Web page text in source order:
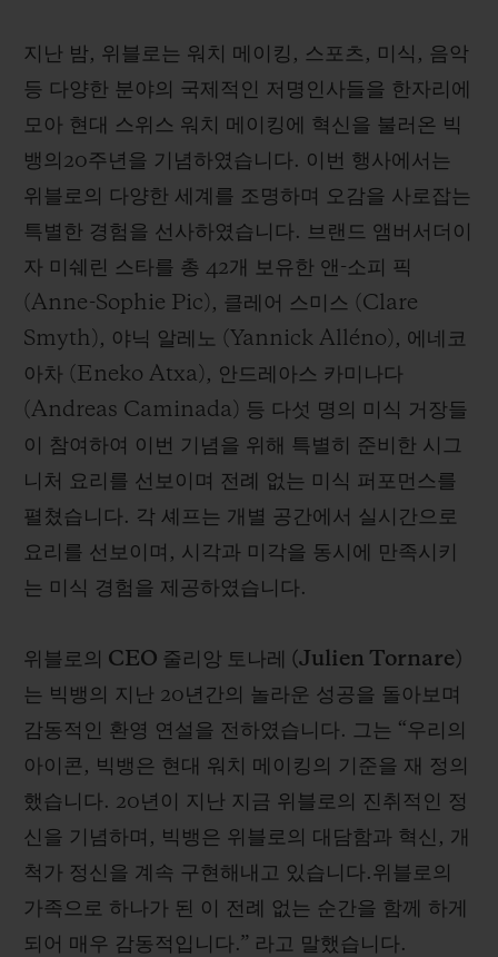
지난 밤, 위블로는 워치 메이킹, 스포츠, 미식, 음악
등 다양한 분야의 국제적인 저명인사들을 한자리에
모아 현대 스위스 워치 메이킹에 혁신을 불러온 빅
뱅의20주년을 기념하였습니다. 이번 행사에서는
위블로의 다양한 세계를 조명하며 오감을 사로잡는
특별한 경험을 선사하였습니다. 브랜드 앰버서더이
자 미쉐린 스타를 총 42개 보유한 앤-소피 픽
(Anne-Sophie Pic), 클레어 스미스 (Clare
Smyth), 야닉 알레노 (Yannick Alléno), 에네코
아차 (Eneko Atxa), 안드레아스 카미나다
(Andreas Caminada) 등 다섯 명의 미식 거장들
이 참여하여 이번 기념을 위해 특별히 준비한 시그
니처 요리를 선보이며 전례 없는 미식 퍼포먼스를
펼쳤습니다. 각 셰프는 개별 공간에서 실시간으로
요리를 선보이며, 시각과 미각을 동시에 만족시키
는 미식 경험을 제공하였습니다.
위블로의 CEO 줄리앙 토나레 (Julien Tornare)
는 빅뱅의 지난 20년간의 놀라운 성공을 돌아보며
감동적인 환영 연설을 전하였습니다. 그는 “우리의
아이콘, 빅뱅은 현대 워치 메이킹의 기준을 재 정의
했습니다. 20년이 지난 지금 위블로의 진취적인 정
신을 기념하며, 빅뱅은 위블로의 대담함과 혁신, 개
척가 정신을 계속 구현해내고 있습니다.위블로의
가족으로 하나가 된 이 전례 없는 순간을 함께 하게
되어 매우 감동적입니다.” 라고 말했습니다.
부티크 검색